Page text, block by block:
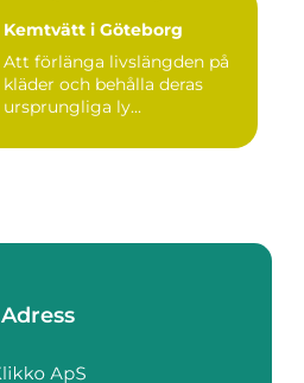
Kemtvätt i Göteborg
Att förlänga livslängden på
kläder och behålla deras
ursprungliga ly...
Adress